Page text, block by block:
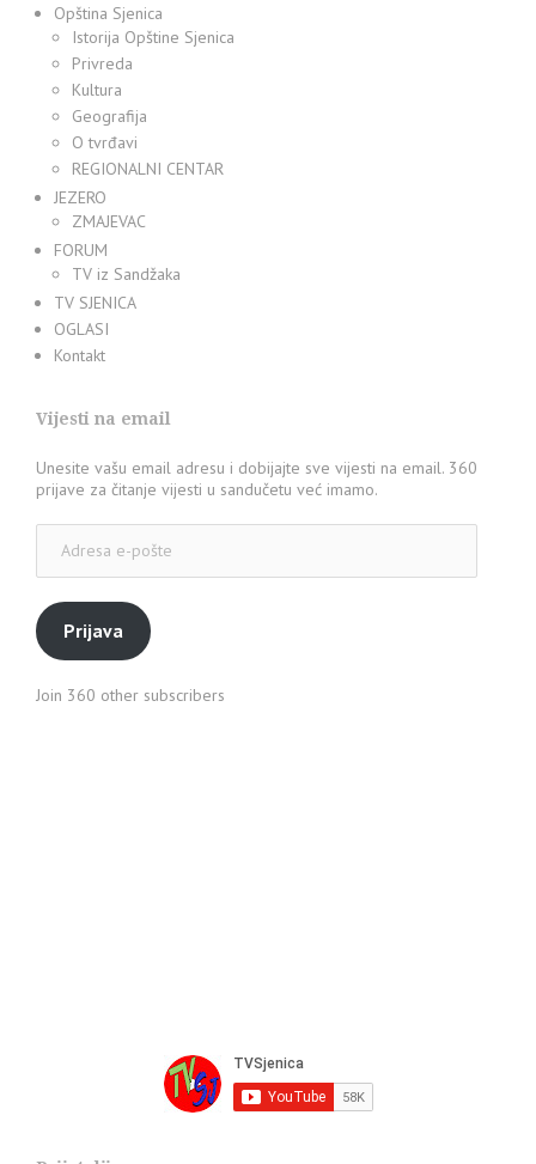
Opština Sjenica
Istorija Opštine Sjenica
Privreda
Kultura
Geografija
O tvrđavi
REGIONALNI CENTAR
JEZERO
ZMAJEVAC
FORUM
TV iz Sandžaka
TV SJENICA
OGLASI
Kontakt
Vijesti na email
Unesite vašu email adresu i dobijajte sve vijesti na email. 360
prijave za čitanje vijesti u sandučetu već imamo.
pošte
Prijava
Join 360 other subscribers